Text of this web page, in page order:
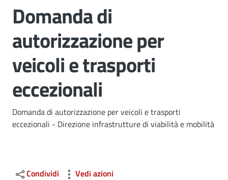
Domanda di
autorizzazione per
veicoli e trasporti
eccezionali
Dettagli
Domanda di autorizzazione per veicoli e trasporti
eccezionali - Direzione infrastrutture di viabilità e mobilità
Condividi Vedi azioni